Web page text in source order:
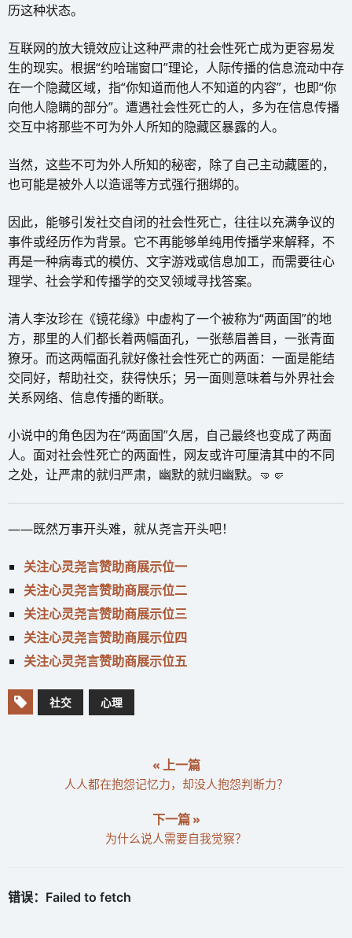
历这种状态。
互联网的放大镜效应让这种严肃的社会性死亡成为更容易发
生的现实。根据“约哈瑞窗口”理论，人际传播的信息流动中存
在一个隐藏区域，指“你知道而他人不知道的内容”，也即“你
向他人隐瞒的部分”。遭遇社会性死亡的人，多为在信息传播
交互中将那些不可为外人所知的隐藏区暴露的人。
当然，这些不可为外人所知的秘密，除了自己主动藏匿的，
也可能是被外人以造谣等方式强行捆绑的。
因此，能够引发社交自闭的社会性死亡，往往以充满争议的
事件或经历作为背景。它不再能够单纯用传播学来解释，不
再是一种病毒式的模仿、文字游戏或信息加工，而需要往心
理学、社会学和传播学的交叉领域寻找答案。
清人李汝珍在《镜花缘》中虚构了一个被称为“两面国”的地
方，那里的人们都长着两幅面孔，一张慈眉善目，一张青面
獠牙。而这两幅面孔就好像社会性死亡的两面：一面是能结
交同好，帮助社交，获得快乐；另一面则意味着与外界社会
关系网络、信息传播的断联。
小说中的角色因为在“两面国”久居，自己最终也变成了两面
人。面对社会性死亡的两面性，网友或许可厘清其中的不同
之处，让严肃的就归严肃，幽默的就归幽默。🤜🤛
——既然万事开头难，就从尧言开头吧！
关注心灵尧言赞助商展示位一
关注心灵尧言赞助商展示位二
关注心灵尧言赞助商展示位三
关注心灵尧言赞助商展示位四
关注心灵尧言赞助商展示位五
社交 心理
« 上一篇
人人都在抱怨记忆力，却没人抱怨判断力？
下一篇 »
为什么说人需要自我觉察？